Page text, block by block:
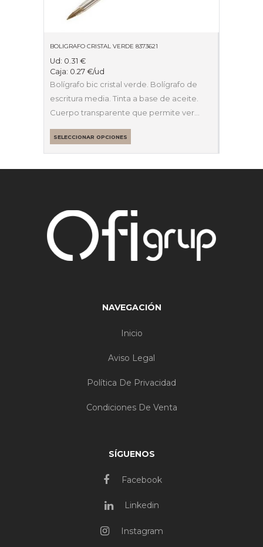
BOLIGRAFO CRISTAL VERDE 8373621
Ud: 0.31 €
Caja: 0.27 €/ud
Bolígrafo bic cristal verde. Bolígrafo de
escritura media. Tinta a base de aceite.
Cuerpo transparente que permite ver…
SELECCIONAR OPCIONES
NAVEGACIÓN
Inicio
Aviso Legal
Política De Privacidad
Condiciones De Venta
SÍGUENOS
Facebook
Linkedin
Instagram